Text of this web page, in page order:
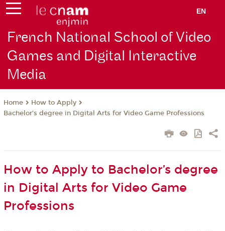
EN
French National School of Video
Games and Digital Interactive
Media
Home
How to Apply
Bachelor’s degree in Digital Arts for Video Game Professions
How to Apply to Bachelor’s degree
in Digital Arts for Video Game
Professions